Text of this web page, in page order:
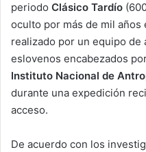
periodo Clásico Tardío
oculto por más de mil años
realizado por un equipo
eslovenos encabezados
Instituto Nacional de
durante una expedición
acceso.
De acuerdo con los